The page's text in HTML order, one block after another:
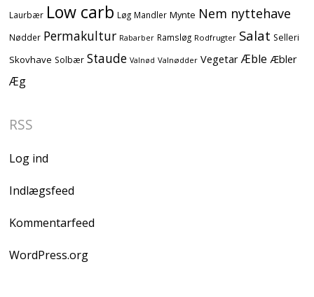
Laurbær Low carb Løg Mandler Mynte Nem nyttehave
Nødder Permakultur Rabarber Ramsløg Rodfrugter Salat Selleri
Skovhave Solbær Staude Valnød Valnødder Vegetar Æble Æbler
Æg
RSS
Log ind
Indlægsfeed
Kommentarfeed
WordPress.org